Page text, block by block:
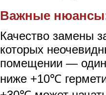
Важные нюансы:
Качество замены
которых
помещении — один
ниже +10℃